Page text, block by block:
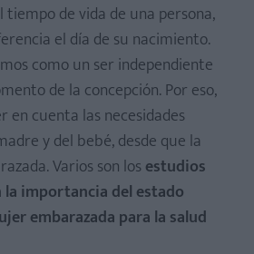
tiempo de vida de una persona,
el día de su nacimiento.
como un ser independiente
de la concepción. Por eso,
cuenta las necesidades
y del bebé, desde que la
Varios son los estudios
importancia del estado
embarazada para la salud